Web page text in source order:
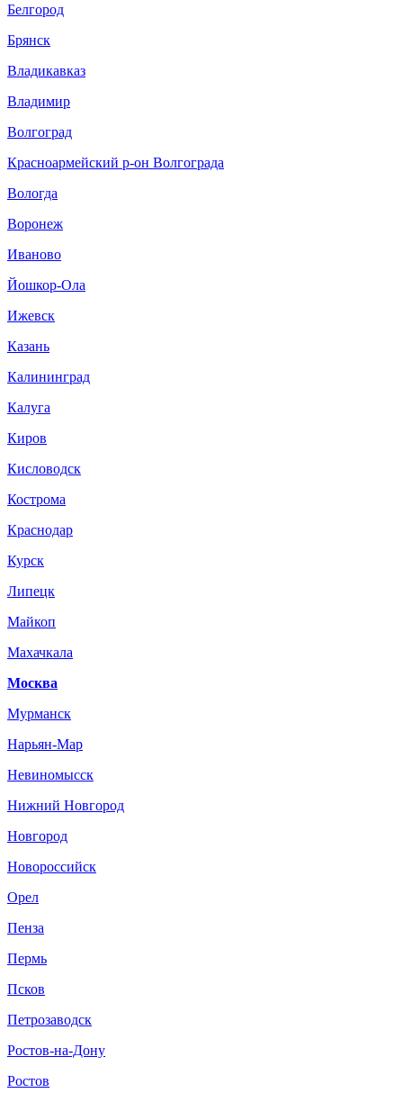
Белгород
Брянск
Владикавказ
Владимир
Волгоград
Красноармейский р-он Волгограда
Вологда
Воронеж
Иваново
Йошкор-Ола
Ижевск
Казань
Калининград
Калуга
Киров
Кисловодск
Кострома
Краснодар
Курск
Липецк
Майкоп
Махачкала
Москва
Мурманск
Нарьян-Мар
Невиномысск
Нижний Новгород
Новгород
Новороссийск
Орел
Пенза
Пермь
Псков
Петрозаводск
Ростов-на-Дону
Ростов